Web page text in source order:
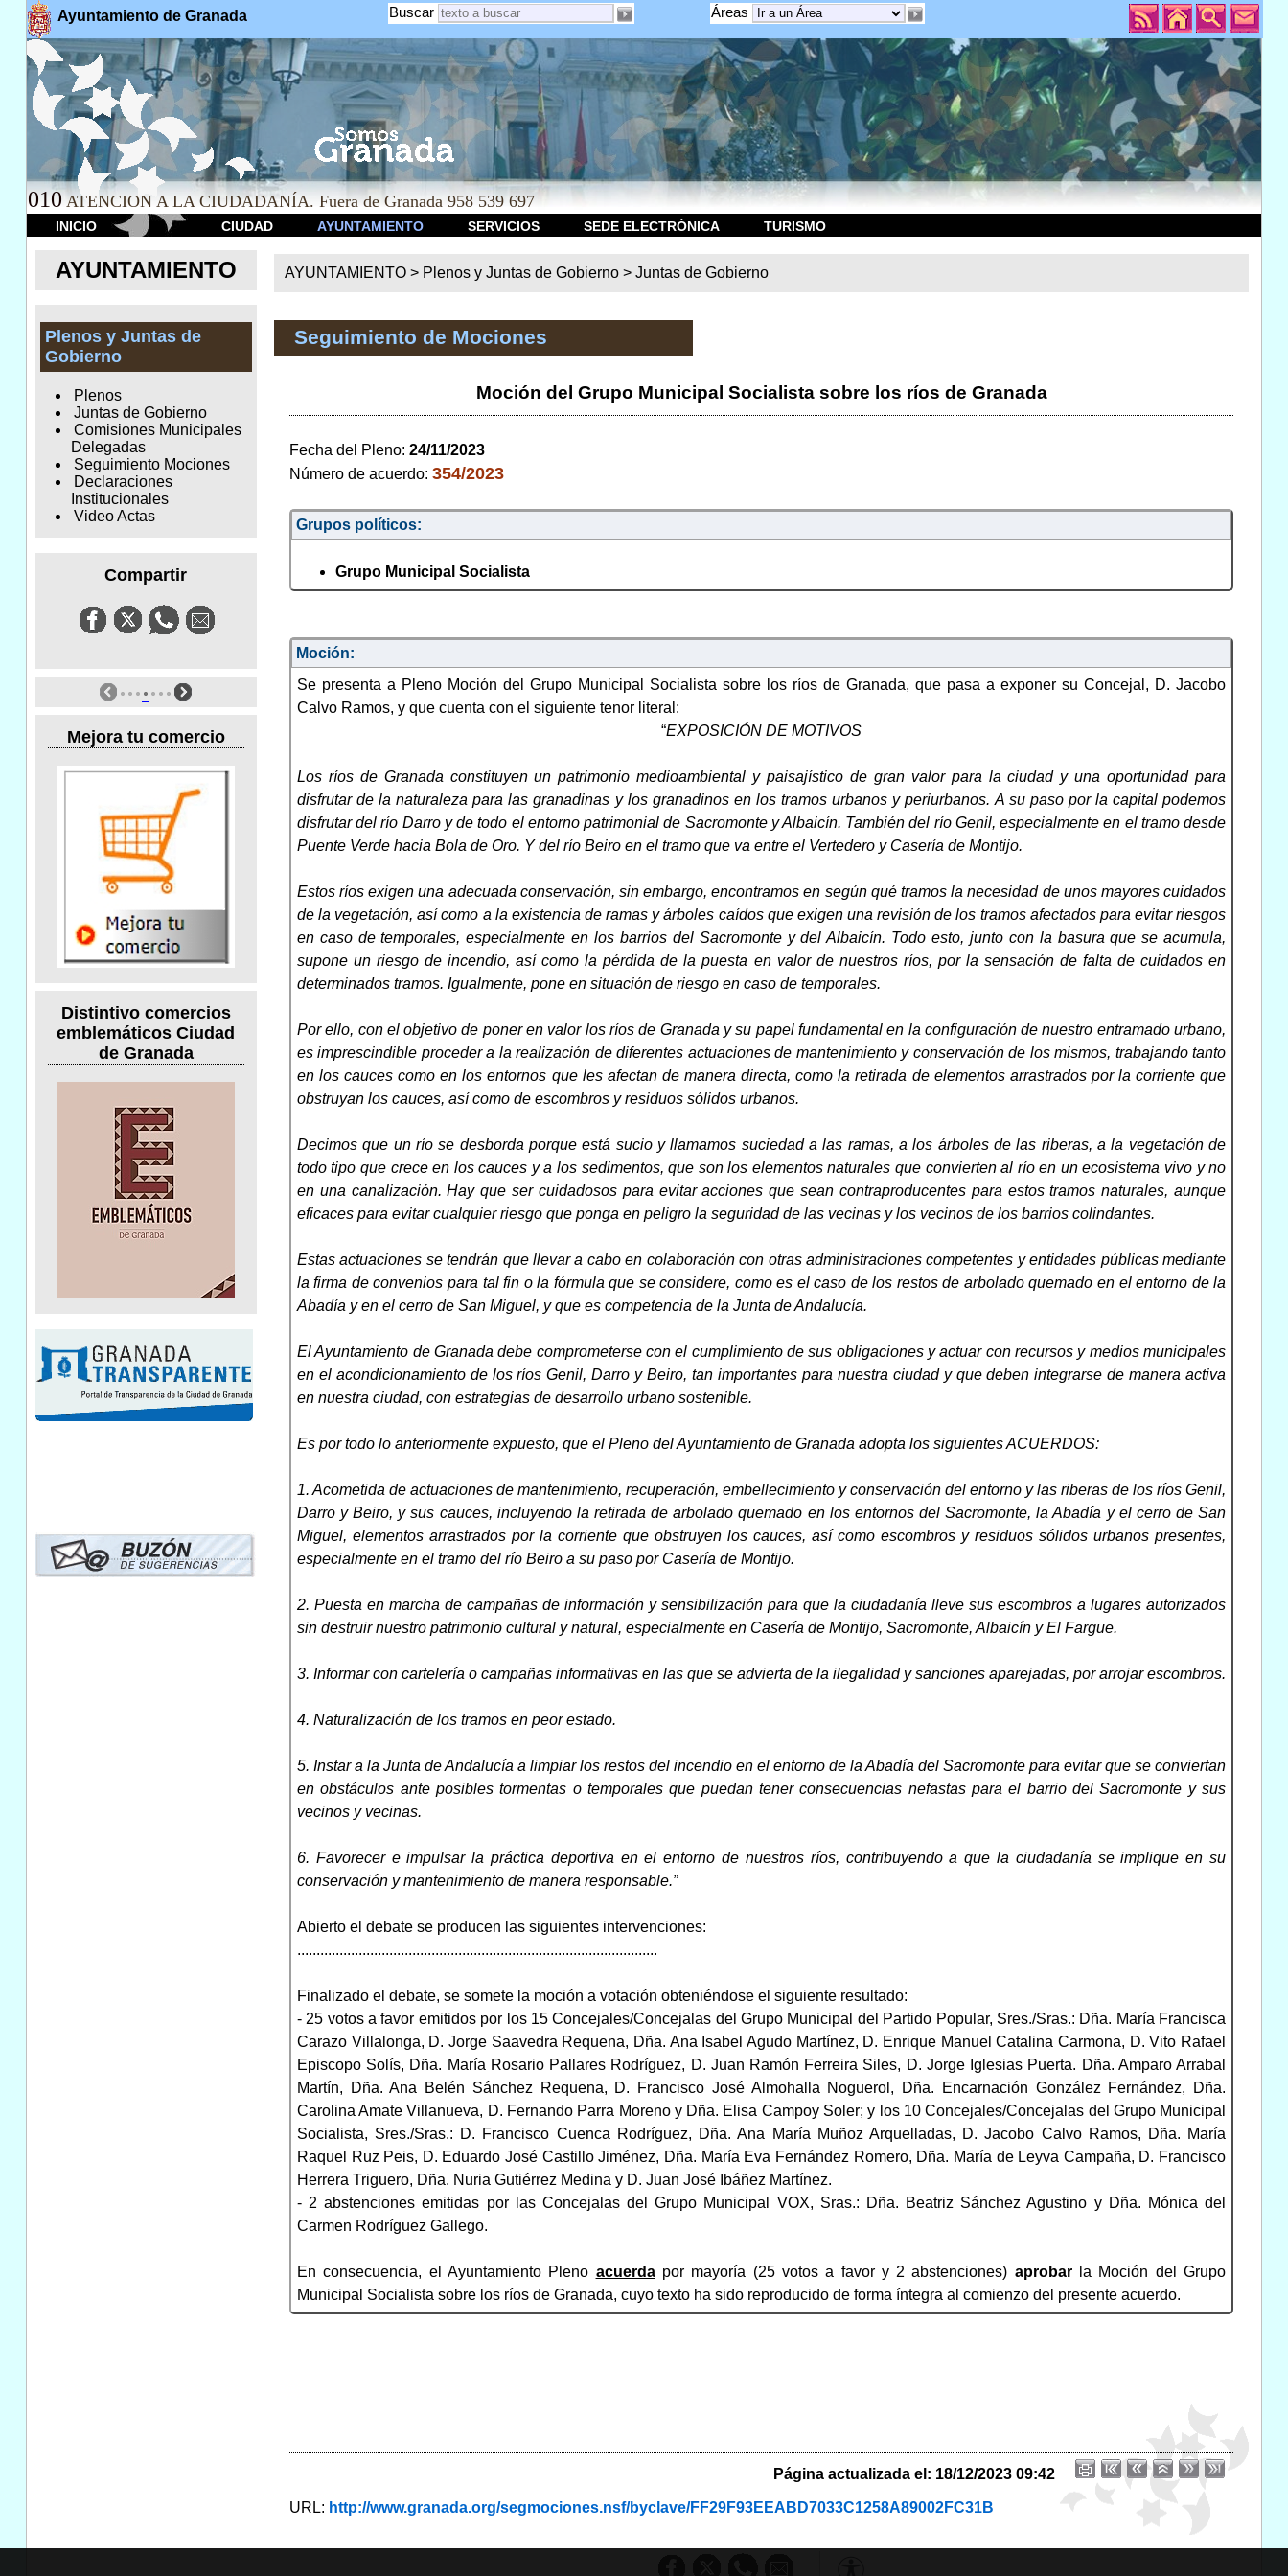
Ayuntamiento de Granada Áreas
Buscar
010 ATENCION A LA CIUDADANÍA. Fuera de Granada 958 539 697
INICIO CIUDAD AYUNTAMIENTO SERVICIOS SEDE ELECTRÓNICA TURISMO
AYUNTAMIENTO
Plenos y Juntas de
Gobierno
Plenos
Juntas de Gobierno
Comisiones Municipales
Delegadas
Seguimiento Mociones
Declaraciones
Institucionales
Video Actas
Compartir
Mejora tu comercio
Distintivo comercios
emblemáticos Ciudad
de Granada
AYUNTAMIENTO > Plenos y Juntas de Gobierno >Juntas de Gobierno
Seguimiento de Mociones
Moción del Grupo Municipal Socialista sobre los ríos de Granada
Fecha del Pleno: 24/11/2023
Número de acuerdo: 354/2023
Grupos políticos:
Grupo Municipal Socialista
Moción:
Se presenta a Pleno Moción del Grupo Municipal Socialista sobre los ríos de Granada, que pasa a exponer su Concejal, D. Jacobo
Calvo Ramos, y que cuenta con el siguiente tenor literal:
“EXPOSICIÓN DE MOTIVOS
Los ríos de Granada constituyen un patrimonio medioambiental y paisajístico de gran valor para la ciudad y una oportunidad para
disfrutar de la naturaleza para las granadinas y los granadinos en los tramos urbanos y periurbanos. A su paso por la capital podemos
disfrutar del río Darro y de todo el entorno patrimonial de Sacromonte y Albaicín. También del río Genil, especialmente en el tramo desde
Puente Verde hacia Bola de Oro. Y del río Beiro en el tramo que va entre el Vertedero y Casería de Montijo.
Estos ríos exigen una adecuada conservación, sin embargo, encontramos en según qué tramos la necesidad de unos mayores cuidados
de la vegetación, así como a la existencia de ramas y árboles caídos que exigen una revisión de los tramos afectados para evitar riesgos
en caso de temporales, especialmente en los barrios del Sacromonte y del Albaicín. Todo esto, junto con la basura que se acumula,
supone un riesgo de incendio, así como la pérdida de la puesta en valor de nuestros ríos, por la sensación de falta de cuidados en
determinados tramos. Igualmente, pone en situación de riesgo en caso de temporales.
Por ello, con el objetivo de poner en valor los ríos de Granada y su papel fundamental en la configuración de nuestro entramado urbano,
es imprescindible proceder a la realización de diferentes actuaciones de mantenimiento y conservación de los mismos, trabajando tanto
en los cauces como en los entornos que les afectan de manera directa, como la retirada de elementos arrastrados por la corriente que
obstruyan los cauces, así como de escombros y residuos sólidos urbanos.
Decimos que un río se desborda porque está sucio y llamamos suciedad a las ramas, a los árboles de las riberas, a la vegetación de
todo tipo que crece en los cauces y a los sedimentos, que son los elementos naturales que convierten al río en un ecosistema vivo y no
en una canalización. Hay que ser cuidadosos para evitar acciones que sean contraproducentes para estos tramos naturales, aunque
eficaces para evitar cualquier riesgo que ponga en peligro la seguridad de las vecinas y los vecinos de los barrios colindantes.
Estas actuaciones se tendrán que llevar a cabo en colaboración con otras administraciones competentes y entidades públicas mediante
la firma de convenios para tal fin o la fórmula que se considere, como es el caso de los restos de arbolado quemado en el entorno de la
Abadía y en el cerro de San Miguel, y que es competencia de la Junta de Andalucía.
El Ayuntamiento de Granada debe comprometerse con el cumplimiento de sus obligaciones y actuar con recursos y medios municipales
en el acondicionamiento de los ríos Genil, Darro y Beiro, tan importantes para nuestra ciudad y que deben integrarse de manera activa
en nuestra ciudad, con estrategias de desarrollo urbano sostenible.
Es por todo lo anteriormente expuesto, que el Pleno del Ayuntamiento de Granada adopta los siguientes ACUERDOS:
1. Acometida de actuaciones de mantenimiento, recuperación, embellecimiento y conservación del entorno y las riberas de los ríos Genil,
Darro y Beiro, y sus cauces, incluyendo la retirada de arbolado quemado en los entornos del Sacromonte, la Abadía y el cerro de San
Miguel, elementos arrastrados por la corriente que obstruyen los cauces, así como escombros y residuos sólidos urbanos presentes,
especialmente en el tramo del río Beiro a su paso por Casería de Montijo.
2. Puesta en marcha de campañas de información y sensibilización para que la ciudadanía lleve sus escombros a lugares autorizados
sin destruir nuestro patrimonio cultural y natural, especialmente en Casería de Montijo, Sacromonte, Albaicín y El Fargue.
3. Informar con cartelería o campañas informativas en las que se advierta de la ilegalidad y sanciones aparejadas, por arrojar escombros.
4. Naturalización de los tramos en peor estado.
5. Instar a la Junta de Andalucía a limpiar los restos del incendio en el entorno de la Abadía del Sacromonte para evitar que se conviertan
en obstáculos ante posibles tormentas o temporales que puedan tener consecuencias nefastas para el barrio del Sacromonte y sus
vecinos y vecinas.
6. Favorecer e impulsar la práctica deportiva en el entorno de nuestros ríos, contribuyendo a que la ciudadanía se implique en su
conservación y mantenimiento de manera responsable.”
Abierto el debate se producen las siguientes intervenciones:
..............................................................................................
Finalizado el debate, se somete la moción a votación obteniéndose el siguiente resultado:
- 25 votos a favor emitidos por los 15 Concejales/Concejalas del Grupo Municipal del Partido Popular, Sres./Sras.: Dña. María Francisca
Carazo Villalonga, D. Jorge Saavedra Requena, Dña. Ana Isabel Agudo Martínez, D. Enrique Manuel Catalina Carmona, D. Vito Rafael
Episcopo Solís, Dña. María Rosario Pallares Rodríguez, D. Juan Ramón Ferreira Siles, D. Jorge Iglesias Puerta. Dña. Amparo Arrabal
Martín, Dña. Ana Belén Sánchez Requena, D. Francisco José Almohalla Noguerol, Dña. Encarnación González Fernández, Dña.
Carolina Amate Villanueva, D. Fernando Parra Moreno y Dña. Elisa Campoy Soler; y los 10 Concejales/Concejalas del Grupo Municipal
Socialista, Sres./Sras.: D. Francisco Cuenca Rodríguez, Dña. Ana María Muñoz Arquelladas, D. Jacobo Calvo Ramos, Dña. María
Raquel Ruz Peis, D. Eduardo José Castillo Jiménez, Dña. María Eva Fernández Romero, Dña. María de Leyva Campaña, D. Francisco
Herrera Triguero, Dña. Nuria Gutiérrez Medina y D. Juan José Ibáñez Martínez.
- 2 abstenciones emitidas por las Concejalas del Grupo Municipal VOX, Sras.: Dña. Beatriz Sánchez Agustino y Dña. Mónica del
Carmen Rodríguez Gallego.
En consecuencia, el Ayuntamiento Pleno acuerdapor mayoría (25 votos a favor y 2 abstenciones) aprobarla Moción del Grupo
Municipal Socialista sobre los ríos de Granada, cuyo texto ha sido reproducido de forma íntegra al comienzo del presente acuerdo.
Página actualizada el: 18/12/2023 09:42
URL: http://www.granada.org/segmociones.nsf/byclave/FF29F93EEABD7033C1258A89002FC31B